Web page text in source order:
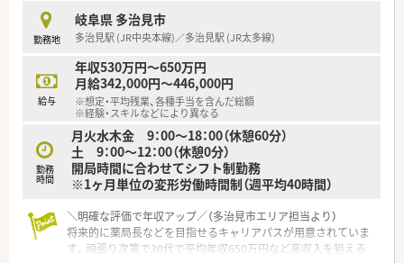
分野を極める道もあります。
・独立支援制度もありますので、5年目以上になると、独立という
新たな道も開けます。
★働きやすさは抜群です！
・ノルマなども無くノビノビと成長する環境を意識しているた
め、非常に働きやすい社風です。
・入社の決め手は「薬局の雰囲気がとても良かった」という意見を
多くいただいております。
・働きやすい社風の証として、医療業界では高水準の人材定着率
「97％」と非常に高いです。
・月平均の所定労働時間は161時間と少なく、残業も全社平均11
・営業利益率が高く、報酬改定の影響を受け辛い経営を行ってい
るので安定しています。
勤務地
岐阜県 多治見市
多治見駅 (JR中央本線)／多治見駅 (JR太多線)
給与
年収530万円～650万円
月給342,000円～446,000円
※想定・平均残業、各種手当を含んだ総額
※経験・スキルなどにより異なる
勤務
時間
月火水木金 9：00～18：00（休憩60分）
土 9：00～12：00（休憩0分）
開局時間に合わせてシフト制勤務
※1ヶ月単位の変形労働時間制（週平均40時間）
＼明確な評価で年収アップ／（多治見市エリア担当より）
将来的に薬局長などを目指せるキャリアパスが用意されていま
す。頑張り次第で30代で平均年収650万円など高収入を狙える